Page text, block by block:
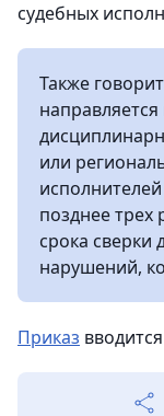
судебных
Также
или
позднее трех
срока сверки
нарушений,
Приказ